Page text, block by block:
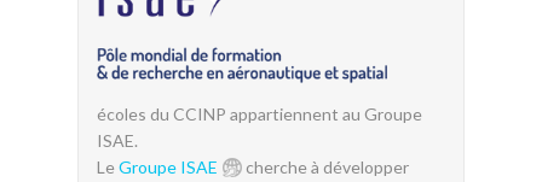
écoles du CCINP appartiennent au Groupe
ISAE.
Le Groupe ISAE
cherche à développer